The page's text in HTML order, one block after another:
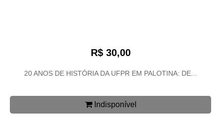
R$ 30,00
20 ANOS DE HISTÓRIA DA UFPR EM PALOTINA: DE...
Indisponível